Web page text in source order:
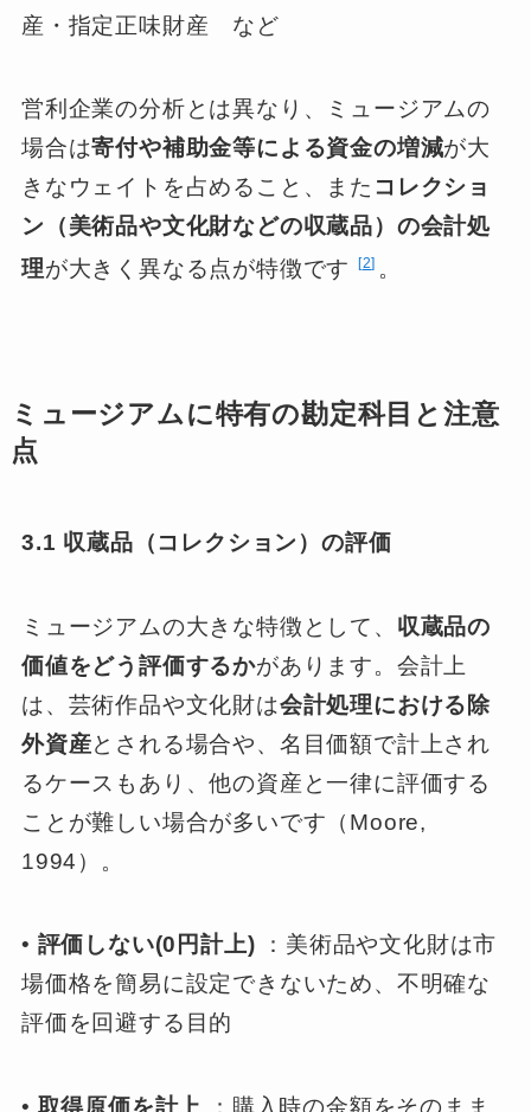
産・指定正味財産 など
営利企業の分析とは異なり、ミュージアムの
場合は寄付や補助金等による資金の増減が大
きなウェイトを占めること、また コレクショ
ン（美術品や文化財などの収蔵品）の会計処
理が大きく異なる点が特徴です 2 。
ミュージアムに特有の勘定科目と注意
点
3.1 収蔵品（コレクション）の評価
ミュージアムの大きな特徴として、 収蔵品の
価値をどう評価するかがあります。会計上
は、芸術作品や文化財は会計処理における除
外資産とされる場合や、名目価額で計上され
るケースもあり、他の資産と一律に評価する
ことが難しい場合が多いです（Moore,
1994）。
• 評価しない(0円計上) ：美術品や文化財は市
場価格を簡易に設定できないため、不明確な
評価を回避する目的
• 取得原価を計上 ：購入時の金額をそのまま